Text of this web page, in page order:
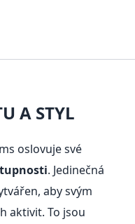
A STYL
oslovuje své
. Jedinečná
aby svým
aktivit. To jsou